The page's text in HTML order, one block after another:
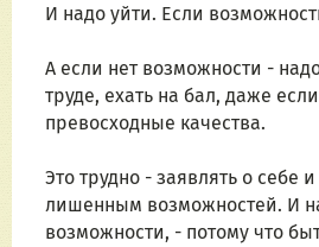
И надо уйти. Если
А если нет возможности -
труде, ехать на бал, даже
превосходные качества.
Это трудно - заявлять о себе
лишенным возможностей. И
возможности, - потому что